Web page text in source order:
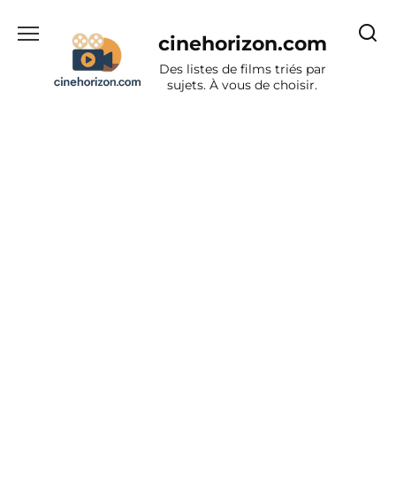
cinehorizon.com
Des listes de films triés par
sujets. À vous de choisir.